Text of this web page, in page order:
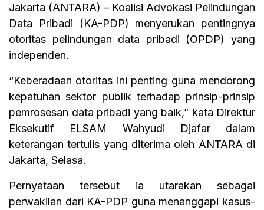
Jakarta (ANTARA) – Koalisi Advokasi Pelindungan
Data Pribadi (KA-PDP) menyerukan pentingnya
otoritas pelindungan data pribadi (OPDP) yang
independen.
“Keberadaan otoritas ini penting guna mendorong
kepatuhan sektor publik terhadap prinsip-prinsip
pemrosesan data pribadi yang baik,” kata Direktur
Eksekutif ELSAM Wahyudi Djafar dalam
keterangan tertulis yang diterima oleh ANTARA di
Jakarta, Selasa.
Pernyataan tersebut ia utarakan sebagai
perwakilan dari KA-PDP guna menanggapi kasus-